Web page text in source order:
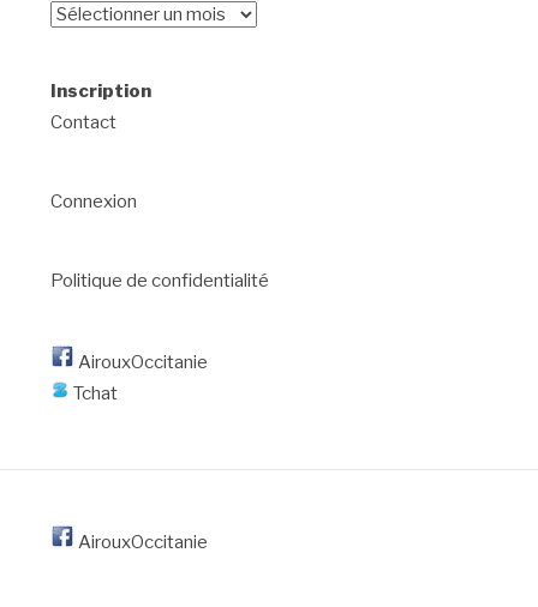
Archives
Inscription
Contact
Connexion
Politique de confidentialité
AirouxOccitanie
Tchat
AirouxOccitanie